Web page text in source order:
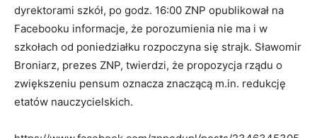
dyrektorami szkół, po godz. 16:00 ZNP opublikował na
Facebooku informacje, że porozumienia nie ma i w
szkołach od poniedziałku rozpoczyna się strajk. Sławomir
Broniarz, prezes ZNP, twierdzi, że propozycja rządu o
zwiększeniu pensum oznacza znaczącą m.in. redukcję
etatów nauczycielskich.